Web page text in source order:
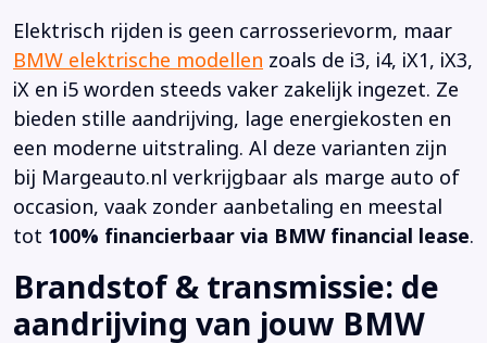
Elektrisch rijden is geen carrosserievorm, maar
BMW elektrische modellen zoals de i3, i4, iX1, iX3,
iX en i5 worden steeds vaker zakelijk ingezet. Ze
bieden stille aandrijving, lage energiekosten en
een moderne uitstraling. Al deze varianten zijn
bij Margeauto.nl verkrijgbaar als marge auto of
occasion, vaak zonder aanbetaling en meestal
tot 100% financierbaar via BMW financial lease.
Brandstof & transmissie: de
aandrijving van jouw BMW